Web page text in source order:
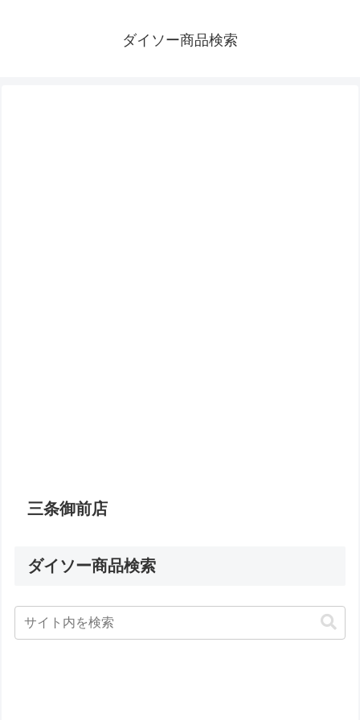
ダイソー商品検索
三条御前店
ダイソー商品検索